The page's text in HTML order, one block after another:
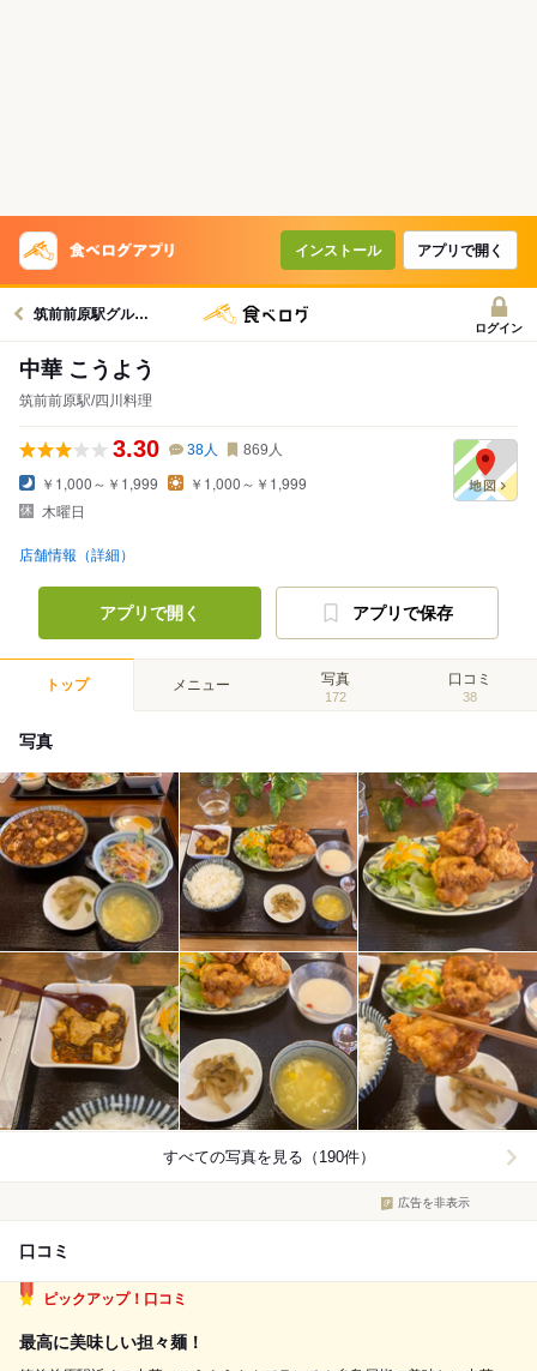
インストール アプリで開く
筑前前原駅グルメへ
ログイン
中華 こうよう
筑前前原駅/四川料理
3.30 38人 869 人
￥1,000～￥1,999
￥1,000～￥1,999
木曜日
店舗情報（詳細）
アプリで開く アプリで保存
トップ メニュー 写真
172
口コミ
38
写真
すべての写真を見る（190件）
広告を非表示
口コミ
ピックアップ！口コミ
最高に美味しい担々麺！